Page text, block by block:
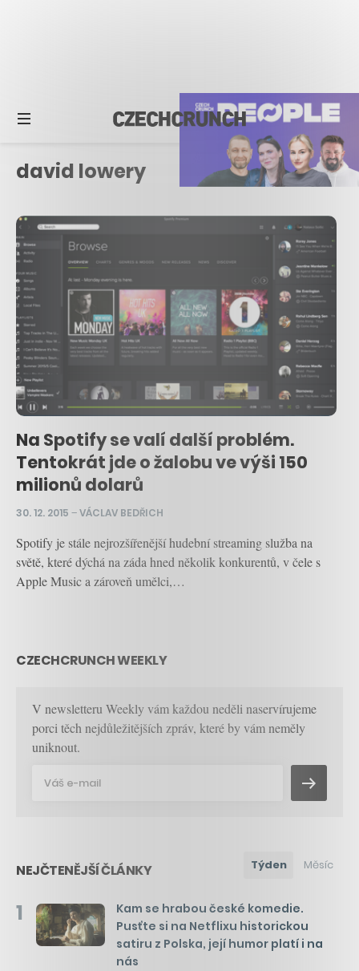
david lowery
Na Spotify se valí další problém.
Tentokrát jde o žalobu ve výši 150
milionů dolarů
30. 12. 2015 –VÁCLAV BEDŘICH
Spotify je stále nejrozšířenější hudební streaming služba na
světě, které dýchá na záda hned několik konkurentů, v čele s
Apple Music a zároveň umělci,…
CZECHCRUNCH WEEKLY
V newsletteru Weekly vám každou neděli naservírujeme
porci těch nejdůležitějších zpráv, které by vám neměly
uniknout.
NEJČTENĚJŠÍ ČLÁNKY Týden Měsíc
1
Kam se hrabou české komedie.
Pusťte si na Netflixu historickou
satiru z Polska, její humor platí i na
nás